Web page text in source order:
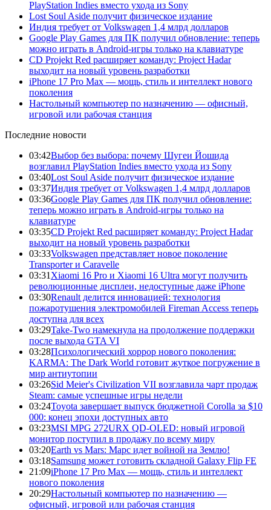
PlayStation Indies вместо ухода из Sony
Lost Soul Aside получит физическое издание
Индия требует от Volkswagen 1,4 млрд долларов
Google Play Games для ПК получил обновление: теперь
можно играть в Android-игры только на клавиатуре
CD Projekt Red расширяет команду: Project Hadar
выходит на новый уровень разработки
iPhone 17 Pro Max — мощь, стиль и интеллект нового
поколения
Настольный компьютер по назначению — офисный,
игровой или рабочая станция
Последние новости
03:42Выбор без выбора: почему Шугеи Йошида
возглавил PlayStation Indies вместо ухода из Sony
03:40Lost Soul Aside получит физическое издание
03:37Индия требует от Volkswagen 1,4 млрд долларов
03:36Google Play Games для ПК получил обновление:
теперь можно играть в Android-игры только на
клавиатуре
03:35CD Projekt Red расширяет команду: Project Hadar
выходит на новый уровень разработки
03:33Volkswagen представляет новое поколение
Transporter и Caravelle
03:31 Xiaomi 16 Pro и Xiaomi 16 Ultra могут получить
революционные дисплеи, недоступные даже iPhone
03:30Renault делится инновацией: технология
пожаротушения электромобилей Fireman Access теперь
доступна для всех
03:29Take-Two намекнула на продолжение поддержки
после выхода GTA VI
03:28Психологический хоррор нового поколения:
KARMA: The Dark World готовит жуткое погружение в
мир антиутопии
03:26Sid Meier's Civilization VII возглавила чарт продаж
Steam: самые успешные игры недели
03:24Toyota завершает выпуск бюджетной Corolla за $10
000: конец эпохи доступных авто
03:23MSI MPG 272URX QD-OLED: новый игровой
монитор поступил в продажу по всему миру
03:20Earth vs Mars: Марс идет войной на Землю!
03:18Samsung может готовить складной Galaxy Flip FE
21:09iPhone 17 Pro Max — мощь, стиль и интеллект
нового поколения
20:29Настольный компьютер по назначению —
офисный, игровой или рабочая станция